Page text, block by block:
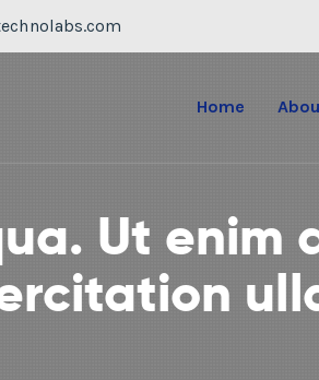
Home
Ut enim